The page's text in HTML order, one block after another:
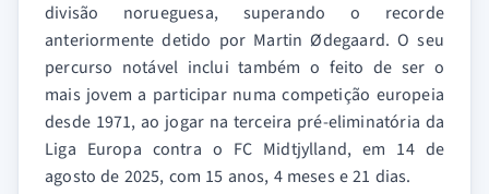
divisão norueguesa, superando o recorde
anteriormente detido por Martin Ødegaard. O seu
percurso notável inclui também o feito de ser o
mais jovem a participar numa competição europeia
desde 1971, ao jogar na terceira pré-eliminatória da
Liga Europa contra o FC Midtjylland, em 14 de
agosto de 2025, com 15 anos, 4 meses e 21 dias.